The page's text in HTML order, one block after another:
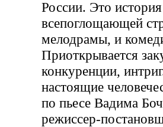
России. Это
всепоглощающей
мелодрамы, и
Приоткрывается
конкуренции,
настоящие
по пьесе Вадима
режиссер-